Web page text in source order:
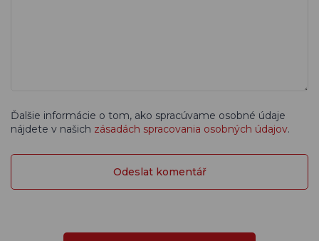
Ďalšie informácie o tom, ako spracúvame osobné údaje
nájdete v našich zásadách spracovania osobných údajov.